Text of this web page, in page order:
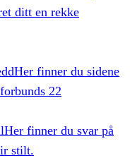
ditt en rekke
Her finner du sidene
22
Her finner du svar på
stilt.